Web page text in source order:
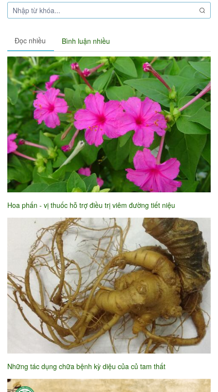
Đọc nhiều Bình luận nhiều
Hoa phấn - vị thuốc hỗ trợ điều trị viêm đường tiết niệu
Những tác dụng chữa bệnh kỳ diệu của củ tam thất